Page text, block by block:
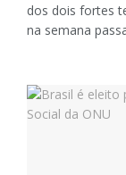
dos dois fortes
na semana